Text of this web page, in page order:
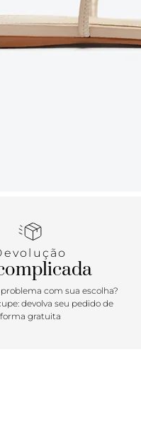
com sua escolha?
devolva seu pedido de
forma gratuita